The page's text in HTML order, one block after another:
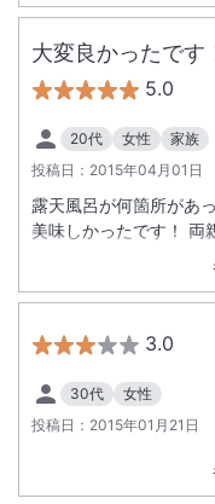
大変良かったです
5.0
20代 女性
家族
投稿日： 2015年04月01日
露天風呂が何箇所があ
美味しかったです！ 両
3.0
30代
女性
投稿日： 2015年01月21日